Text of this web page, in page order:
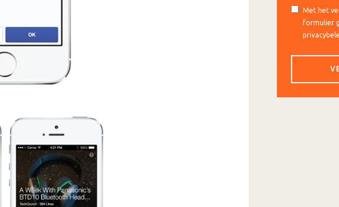
Met het
formulier